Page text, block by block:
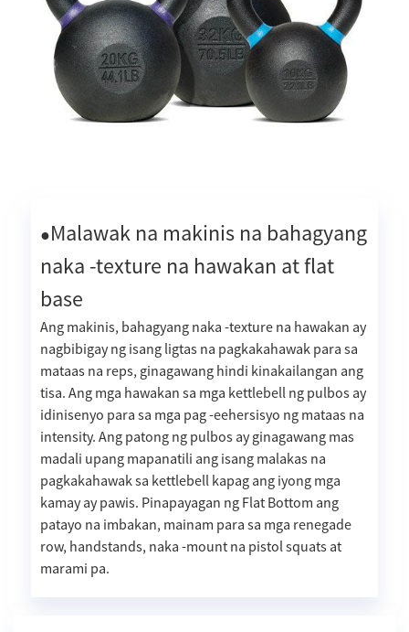
●Malawak na makinis na bahagyang
naka -texture na hawakan at flat
base
Ang makinis, bahagyang naka -texture na hawakan ay
nagbibigay ng isang ligtas na pagkakahawak para sa
mataas na reps, ginagawang hindi kinakailangan ang
tisa. Ang mga hawakan sa mga kettlebell ng pulbos ay
idinisenyo para sa mga pag -eehersisyo ng mataas na
intensity. Ang patong ng pulbos ay ginagawang mas
madali upang mapanatili ang isang malakas na
pagkakahawak sa kettlebell kapag ang iyong mga
kamay ay pawis. Pinapayagan ng Flat Bottom ang
patayo na imbakan, mainam para sa mga renegade
row, handstands, naka -mount na pistol squats at
marami pa.